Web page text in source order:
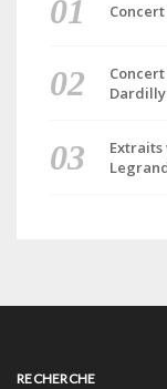
Dardilly
RECHERCHE